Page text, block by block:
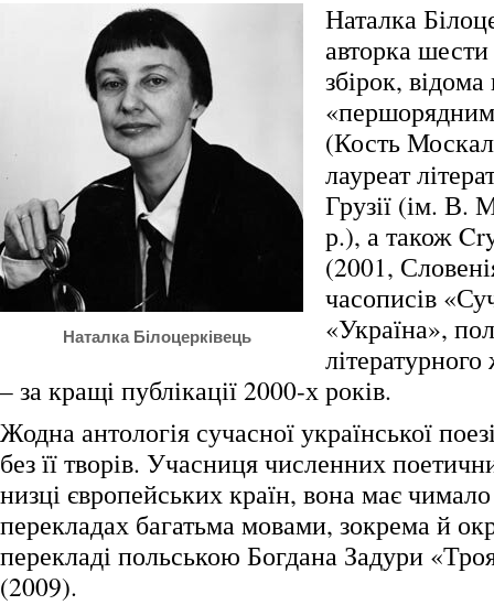
Наталка Білоцерківець
Наталка
авторка
збірок,
(Кость
лауреат
Грузії (ім. В.
р.), а також
(2001,
часописів
«Україна»,
– за кращі публікації 2000-х років.
Жодна антологія сучасної української
без її творів. Учасниця численних
низці європейських країн, вона має
перекладах багатьма мовами, зокрема й
перекладі польською Богдана Задури
(2009).